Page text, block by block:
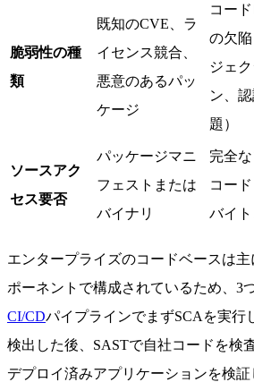
脆弱性の種
類
既知のCVE、ラ
イセンス競合、
悪意のあるパッ
ケージ
コー
の欠
ジェ
ン、
題）
ソースアク
セス要否
パッケージマニ
フェストまたは
バイナリ
完全
コー
バイ
エンタープライズのコードベースは
ポーネントで構成されているため、3
CI/CDパイプラインでまずSCAを実行
検出した後、SASTで自社コードを検
デプロイ済みアプリケーションを検